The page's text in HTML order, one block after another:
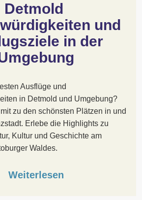
Detmold
und
in der
Ausflüge und
in Detmold und Umgebung?
zu den schönsten Plätzen in und
Erlebe die Highlights zu
Kultur und Geschichte am
Waldes.
Weiterlesen